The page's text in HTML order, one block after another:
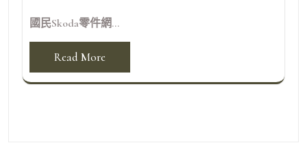
國民Skoda零件網...
Read More